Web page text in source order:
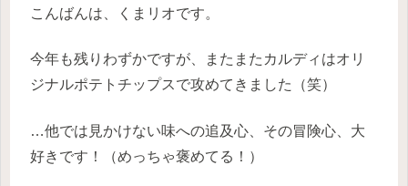
こんばんは、くまリオです。
今年も残りわずかですが、またまたカルディはオリ
ジナルポテトチップスで攻めてきました（笑）
…他では見かけない味への追及心、その冒険心、大
好きです！（めっちゃ褒めてる！）